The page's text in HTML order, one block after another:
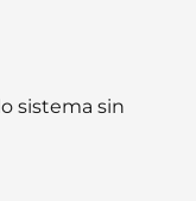
sistema sin